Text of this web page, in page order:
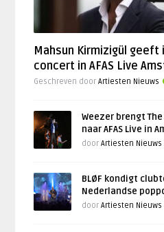
Mahsun Kirmizigül geeft
concert in AFAS Live
Geschreven doorArtiesten Nieuws
Weezer brengt
naar AFAS Live in
doorArtiesten Nieuws
BLØF kondigt
Nederlandse
doorArtiesten Nieuws